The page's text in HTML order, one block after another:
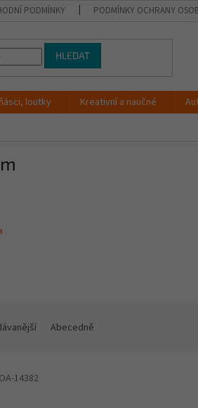
PODMÍNKY PODMÍNKY OCHRANY
HLEDAT
loutky Kreativní a naučné
Abecedně
14382